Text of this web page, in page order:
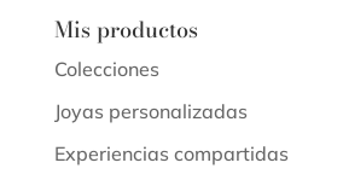
Mis productos
Colecciones
Joyas personalizadas
Experiencias compartidas